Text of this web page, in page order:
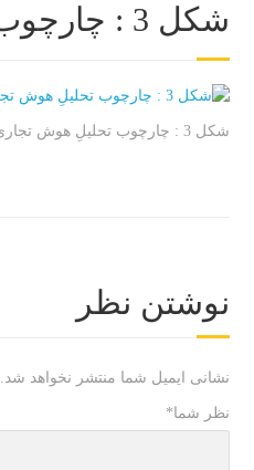
شکل 3 : چارچوب تحلیلِ هوش تجاری
شکل 3 : چارچوب تحلیلِ هوش تجاری
نوشتن نظر
نشانی ایمیل شما منتشر نخواهد شد.
نظر شما *